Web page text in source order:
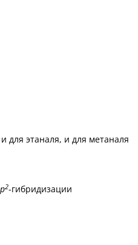
для этаналя, и для метаналя
2-гибридизации